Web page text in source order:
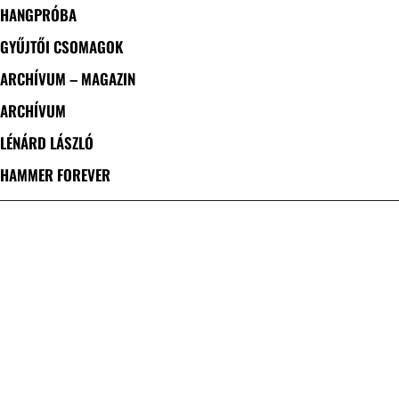
HANGPRÓBA
GYŰJTŐI CSOMAGOK
ARCHÍVUM – MAGAZIN
ARCHÍVUM
LÉNÁRD LÁSZLÓ
HAMMER FOREVER